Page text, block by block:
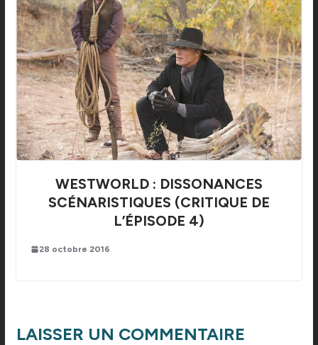
WESTWORLD : DISSONANCES
SCÉNARISTIQUES (CRITIQUE DE
L’ÉPISODE 4)
28 octobre 2016
LAISSER UN COMMENTAIRE